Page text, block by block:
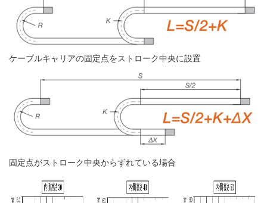
ケーブルキャリアの固定点をストローク中央に設置
固定点がストローク中央からずれている場合